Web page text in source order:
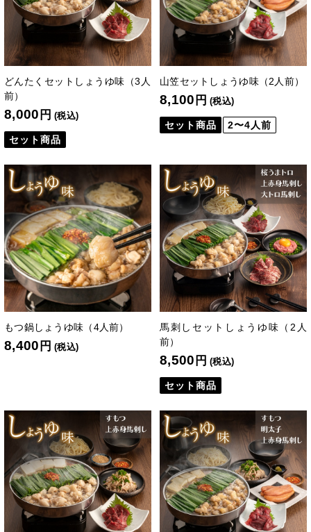
どんたくセットしょうゆ味（3人
前）
8,000 円 (税込)
セット商品
山笠セットしょうゆ味（2人前）
8,100 円 (税込)
セット商品 2〜4人前
もつ鍋しょうゆ味（4人前）
8,400 円 (税込)
馬刺しセットしょうゆ味（2人
前）
8,500 円 (税込)
セット商品